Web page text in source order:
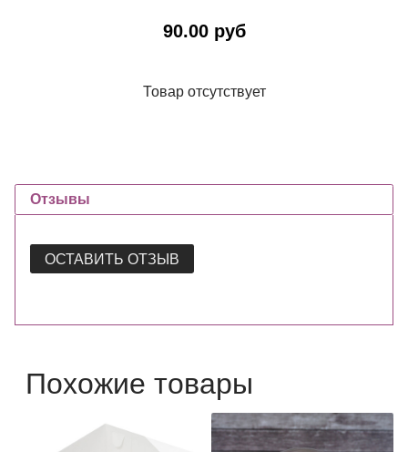
90.00 руб
Товар отсутствует
Отзывы
ОСТАВИТЬ ОТЗЫВ
Похожие товары